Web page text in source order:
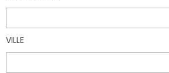
VILLE